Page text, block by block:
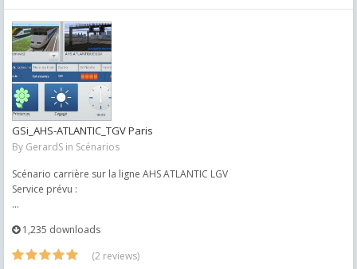
GSi_AHS-ATLANTIC_TGV Paris
By GerardS in Scénarios
Scénario carrière sur la ligne AHS ATLANTIC LGV
Service prévu :
...
1,235 downloads
(2 reviews)